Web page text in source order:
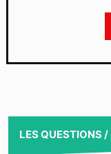
LES QUESTIONS /